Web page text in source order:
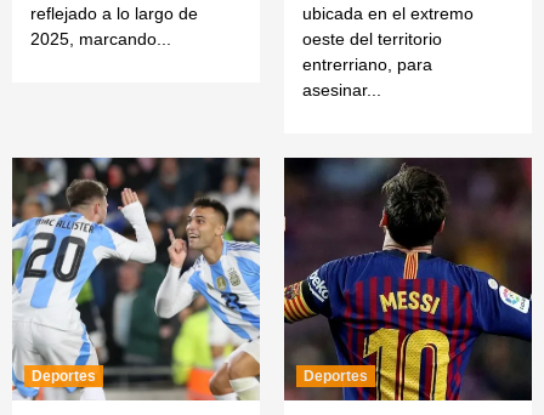
reflejado a lo largo de
2025, marcando...
ubicada en el extremo
oeste del territorio
entrerriano, para
asesinar...
Deportes Deportes